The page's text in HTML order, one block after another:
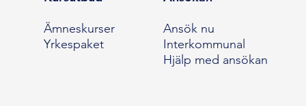
Ämneskurser
Yrkespaket
Ansök nu
Interkommunal
Hjälp med ansökan